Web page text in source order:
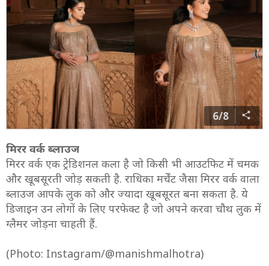
6/8
मिरर वर्क ब्लाउज
मिरर वर्क एक ट्रेडिशनल कला है जो किसी भी आउटफिट में चमक
और खूबसूरती जोड़ सकती है. राधिका मर्चेंट जैसा मिरर वर्क वाला
ब्लाउज आपके लुक को और ज्यादा खूबसूरत बना सकता है. ये
डिजाइन उन लोगों के लिए परफेक्ट है जो अपने करवा चौथ लुक में
ग्लैमर जोड़ना चाहती हैं.
(Photo: Instagram/@manishmalhotra)